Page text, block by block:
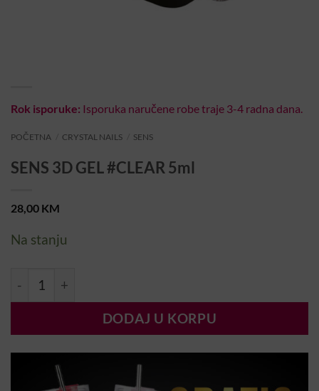
Rok isporuke: Isporuka naručene robe traje 3-4 radna dana.
POČETNA CRYSTAL NAILS SENS
SENS 3D GEL #CLEAR 5ml
28,00 KM
Na stanju
SENS 3D GEL #CLEAR 5ml količina
DODAJ U KORPU